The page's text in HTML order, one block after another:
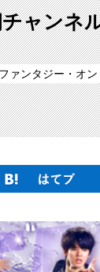
ャンネ
ファンタジー・オン